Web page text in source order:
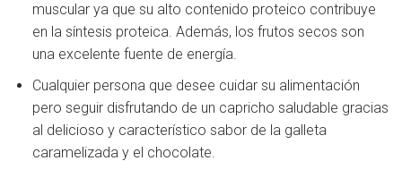
muscular ya que su alto contenido proteico contribuye
en la síntesis proteica. Además, los frutos secos son
una excelente fuente de energía.
Cualquier persona que desee cuidar su alimentación
pero seguir disfrutando de un capricho saludable gracias
al delicioso y característico sabor de la galleta
caramelizada y el chocolate.